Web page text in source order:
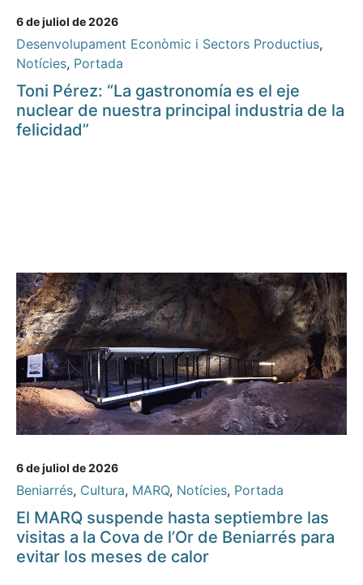
6 de juliol de 2026
Desenvolupament Econòmic i Sectors Productius,
Notícies, Portada
Toni Pérez: “La gastronomía es el eje
nuclear de nuestra principal industria de la
felicidad”
6 de juliol de 2026
Beniarrés, Cultura, MARQ, Notícies, Portada
El MARQ suspende hasta septiembre las
visitas a la Cova de l’Or de Beniarrés para
evitar los meses de calor